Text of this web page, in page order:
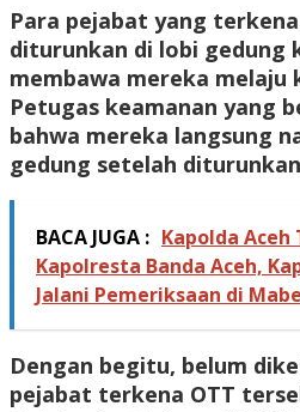
Para pejabat yang
diturunkan di lobi gedung
membawa mereka melaju
Petugas keamanan yang
bahwa mereka langsung
gedung setelah
BACA JUGA : Kapolda
Kapolresta Banda Aceh,
Jalani Pemeriksaan di
Dengan begitu, belum
pejabat terkena OTT